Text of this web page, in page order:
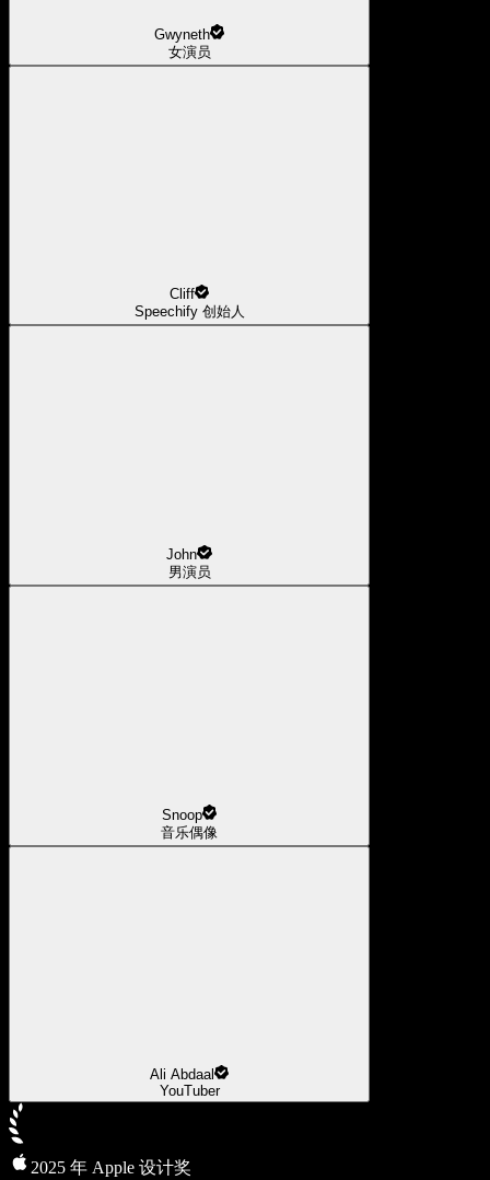
Gwyneth
女演员
Cliff
Speechify 创始人
John
男演员
Snoop
音乐偶像
Ali Abdaal
YouTuber
2025 年 Apple 设计奖